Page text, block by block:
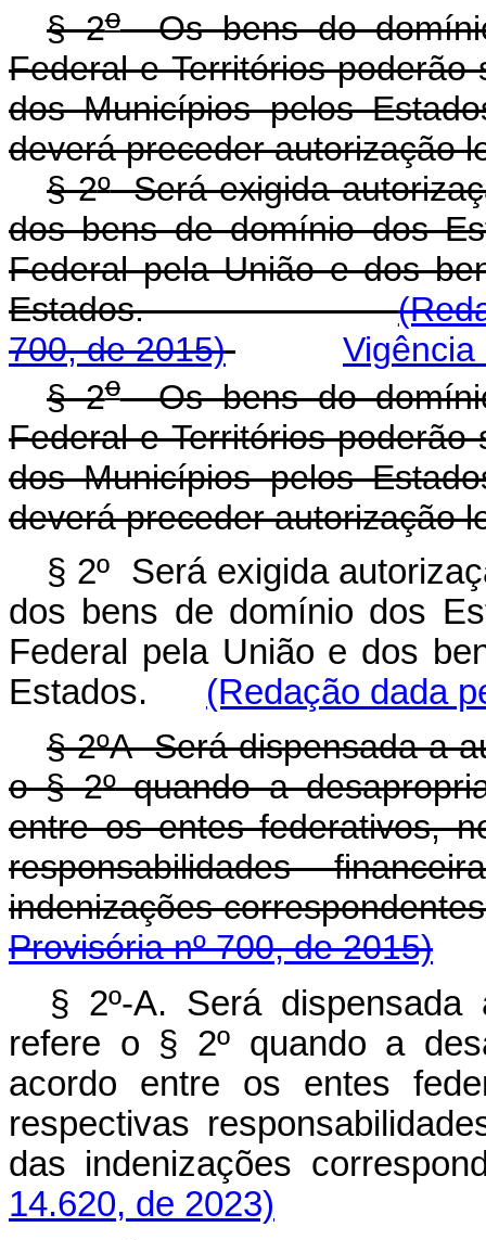
§ 2oOs bens do
Federal e Territórios
dos Municípios pelos
deverá preceder autorização
§ 2ºSerá exigida
dos bens de domínio dos
Federal pela União e dos
Estados.
700, de 2015)
§ 2oOs bens do
Federal e Territórios
dos Municípios pelos
deverá preceder autorização
§ 2º Será exigida
dos bens de domínio dos
Federal pela União e dos
Estados. (Redação dada
§ 2ºA Será dispensada a
o § 2ºquando a
entre os entes federativos,
responsabilidades
indenizações
Provisória nº 700, de 2015)
§ 2º-A. Será
refere o § 2º quando a
acordo entre os entes
respectivas
das indenizações
14.620, de 2023)